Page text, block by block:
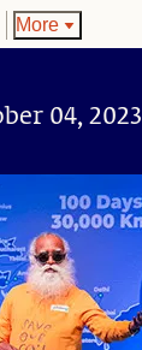
More
04, 2023